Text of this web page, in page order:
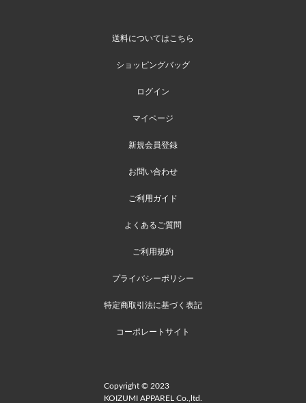
送料についてはこちら
ショッピングバッグ
ログイン
マイページ
新規会員登録
お問い合わせ
ご利用ガイド
よくあるご質問
ご利用規約
プライバシーポリシー
特定商取引法に基づく表記
コーポレートサイト
Copyright © 2023
KOIZUMI APPAREL Co.,ltd.